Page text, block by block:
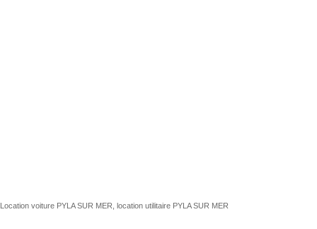
Location voiture PYLA SUR MER, location utilitaire PYLA SUR MER